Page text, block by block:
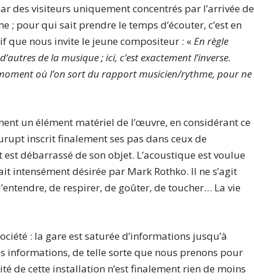
des visiteurs uniquement concentrés par l’arrivée de
; pour qui sait prendre le temps d’écouter, c’est en
que nous invite le jeune compositeur : «En règle
de la musique ; ici, c’est exactement l’inverse.
où l’on sort du rapport musicien/rythme, pour ne
un élément matériel de l’œuvre, en considérant ce
inscrit finalement ses pas dans ceux de
débarrassé de son objet. L’acoustique est voulue
intensément désirée par Mark Rothko. Il ne s’agit
de respirer, de goûter, de toucher… La vie
: la gare est saturée d’informations jusqu’à
informations, de telle sorte que nous prenons pour
de cette installation n’est finalement rien de moins